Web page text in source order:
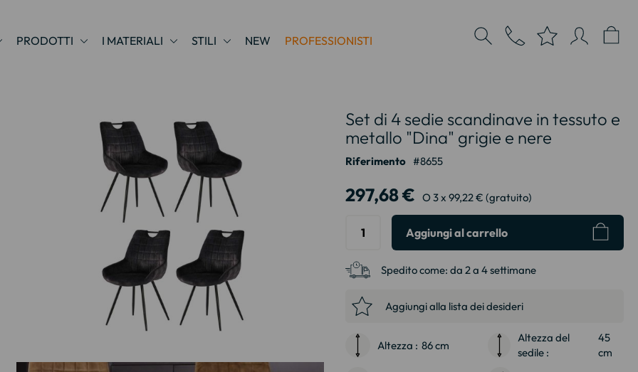
PRODOTTI I MATERIALI STILI NEW PROFESSIONISTI
Set di 4 sedie scandinave in tessuto e
metallo "Dina" grigie e nere
Riferimento 8655
297,68 € O 3 x 99,22 € (gratuito)
Aggiungi al carrello
Spedito come: da 2 a 4 settimane
Aggiungi alla lista dei desideri
Altezza : 86 cm
Altezza del
sedile :
45
cm